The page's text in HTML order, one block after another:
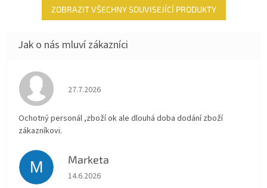
ZOBRAZIT VŠECHNY SOUVISEJÍCÍ PRODUKTY
Hodnocení obchodu je 4 z 5 hvězdiček.
27.7.2026
Ochotný personál ,zboží ok ale dlouhá doba dodání zboží
zákazníkovi.
M Marketa
Hodnocení obchodu je 5 z 5 hvězdiček.
14.6.2026